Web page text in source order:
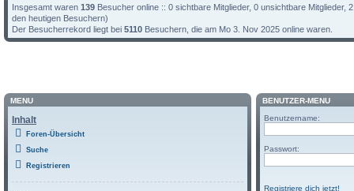
Insgesamt waren 139 Besucher online :: 0 sichtbare Mitglieder, 0 unsichtbare Mitglieder,
den heutigen Besuchern)
Der Besucherrekord liegt bei 5110 Besuchern, die am Mo 3. Nov 2025 online waren.
MENÜ
Inhalt
Foren-Übersicht
Suche
Registrieren
BENUTZER-MENÜ
Benutzername:
Passwort:
Registriere dich jetzt!